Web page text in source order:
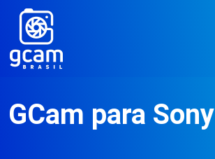
GCam para Sony